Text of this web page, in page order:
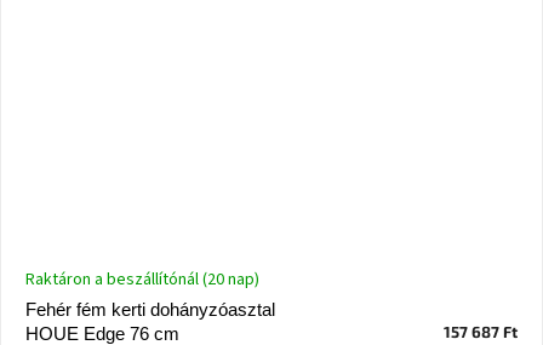
Fehér fém kerti dohányzóasztal
HOUE Edge 76 cm
Raktáron a beszállítónál (20 nap)
157 687 Ft